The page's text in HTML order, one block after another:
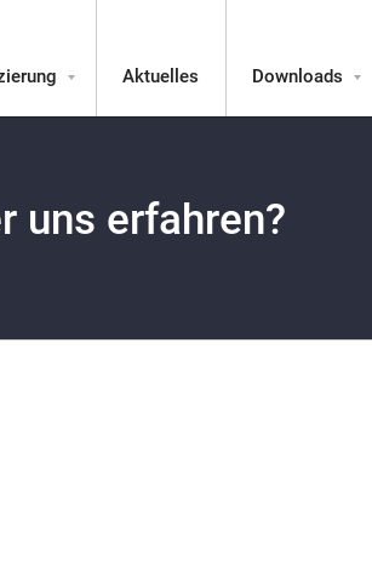
Aktuelles Downloads
uns erfahren?